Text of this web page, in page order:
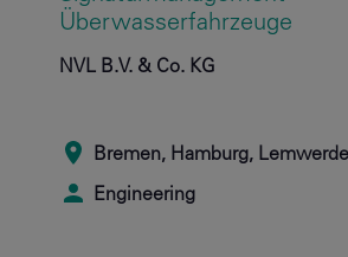
Überwasserfahrzeuge
NVL B.V. & Co. KG
Bremen, Hamburg,
Engineering